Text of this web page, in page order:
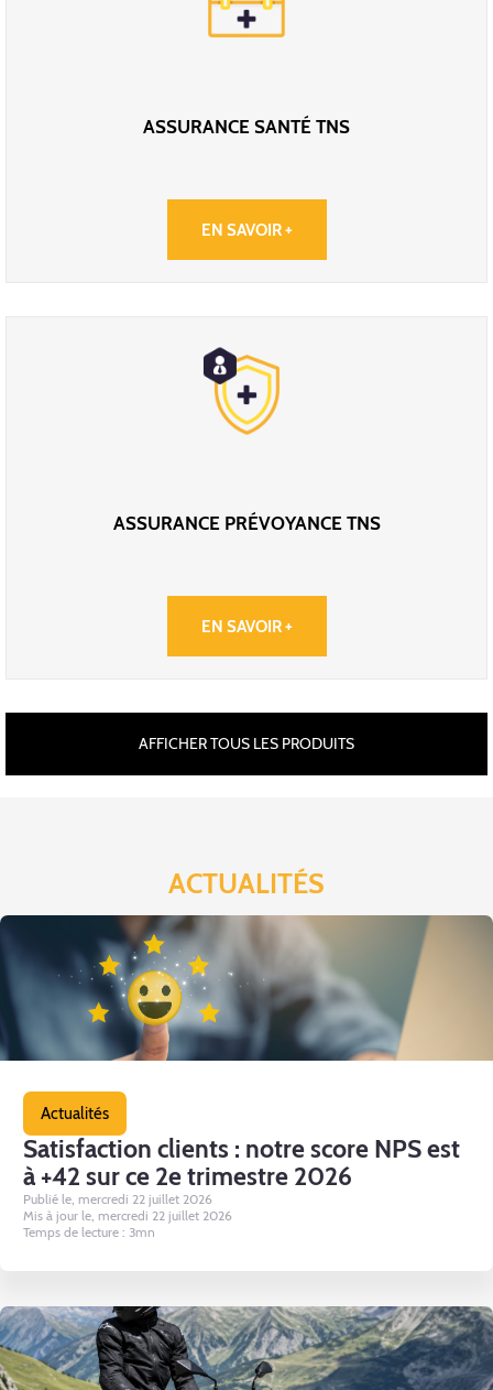
ASSURANCE SANTÉ TNS
EN SAVOIR +
ASSURANCE PRÉVOYANCE TNS
EN SAVOIR +
AFFICHER TOUS LES PRODUITS
ACTUALITÉS
Actualités
Satisfaction clients : notre score NPS est
à +42 sur ce 2e trimestre 2026
Publié le, mercredi 22 juillet 2026
Mis à jour le, mercredi 22 juillet 2026
Temps de lecture : 3mn